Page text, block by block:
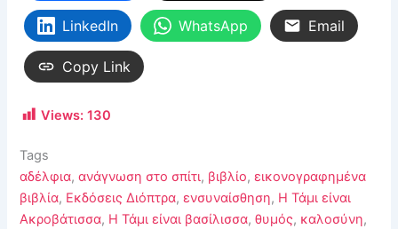
LinkedIn WhatsApp Email
Copy Link
Views: 130
Tags
αδέλφια,ανάγνωση στο σπίτι, βιβλίο,εικονογραφημένα
βιβλία, Εκδόσεις Διόπτρα,ενσυναίσθηση, Η Τάμι είναι
Ακροβάτισσα, Η Τάμι είναι βασίλισσα,θυμός, καλοσύνη,